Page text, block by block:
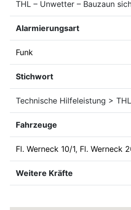
THL – Unwetter – Bauzaun
Alarmierungsart
Funk
Stichwort
Technische Hilfeleistung >
Fahrzeuge
Fl. Werneck 10/1, Fl. Werneck
Weitere Kräfte